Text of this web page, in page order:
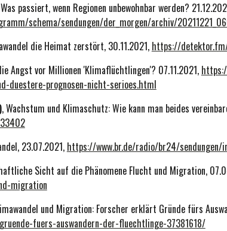
passiert, wenn Regionen unbewohnbar werden?
schema/sendungen/der_morgen/archiv/
die Heimat zerstört, 30.11.2021, https://
Angst vor Millionen 'Klimaflüchtlingen'? 07.11.2021,
duestere-prognosen-nicht-serioes.html
, Wachstum und Klimaschutz: Wie kann man beides
23.07.2021, https://www.br.de/radio/br24/
Sicht auf die Phänomene Flucht und Migration,
migration
und Migration: Forscher erklärt Gründe fürs
fuers-auswandern-der-fluechtlinge-37381618/